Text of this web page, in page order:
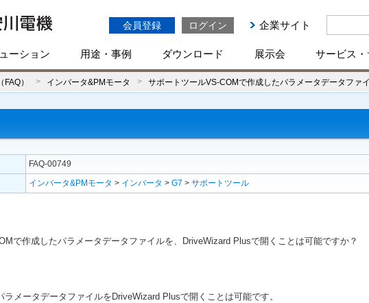
会員登録 ログイン 企業サイト
ーション 用途・事例 ダウンロード 展示会 サービス・
） インバータ&PMモータ サポートツールVS-COMで作成したパラメータデータファ
FAQ-00749
インバータ&PMモータ > インバータ > G7 > サポートツール
で作成したパラメータデータファイルを、DriveWizard Plusで開くことは可能ですか？
ラメータデータファイルをDriveWizard Plusで開くことは可能です。